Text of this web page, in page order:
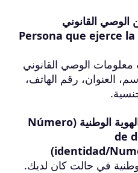
عن الوصي القانوني
(Persona que ejerce
معلومات الوصي القانوني
العنوان، رقم الهاتف،
الخانة رقم 11: رقم بطاقة الهوية الوطنية (Número
de
identidad/
في حالت كان لديك.